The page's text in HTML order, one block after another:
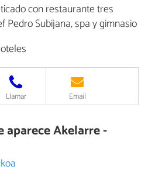
con restaurante tres
Pedro Subijana, spa y gimnasio
Llamar Email
aparece Akelarre -